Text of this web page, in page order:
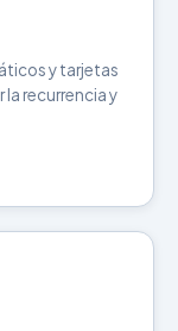
y tarjetas
recurrencia y